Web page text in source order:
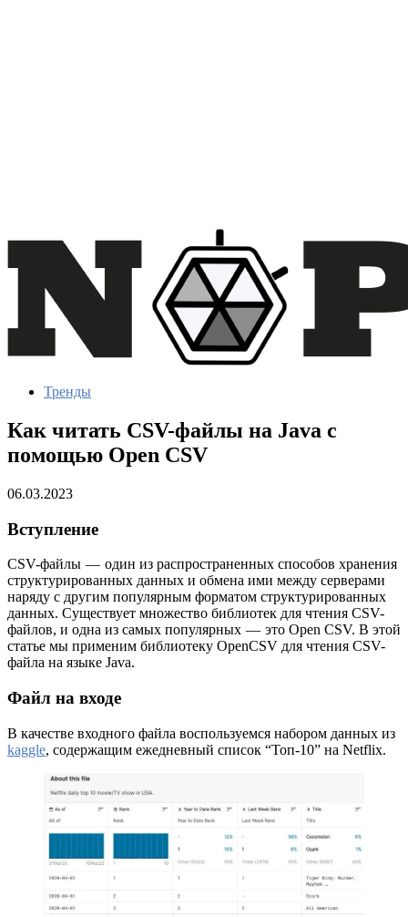
Тренды
Как читать CSV-файлы на Java с
помощью Open CSV
06.03.2023
Вступление
CSV-файлы — один из распространенных способов хранения
структурированных данных и обмена ими между серверами
наряду с другим популярным форматом структурированных
данных. Существует множество библиотек для чтения CSV-
файлов, и одна из самых популярных — это Open CSV. В этой
статье мы применим библиотеку OpenCSV для чтения CSV-
файла на языке Java.
Файл на входе
В качестве входного файла воспользуемся набором данных из
kaggle, содержащим ежедневный список “Топ-10” на Netflix.